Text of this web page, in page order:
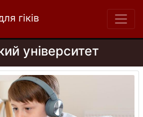
гіків
університет